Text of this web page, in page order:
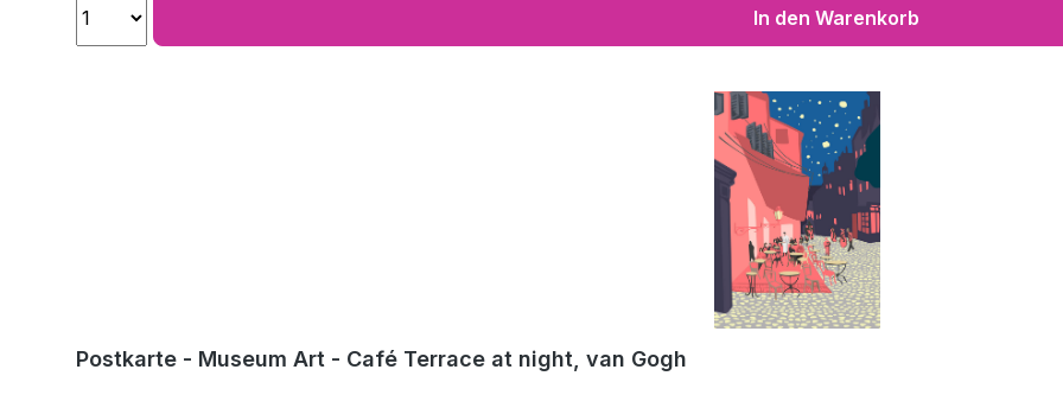
In den Warenkorb
Postkarte - Museum Art - Café Terrace at night, van Gogh